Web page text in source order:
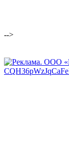
-->